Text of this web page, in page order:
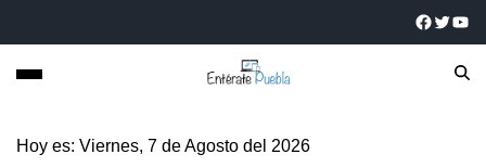
Hoy es: Viernes, 7 de Agosto del 2026